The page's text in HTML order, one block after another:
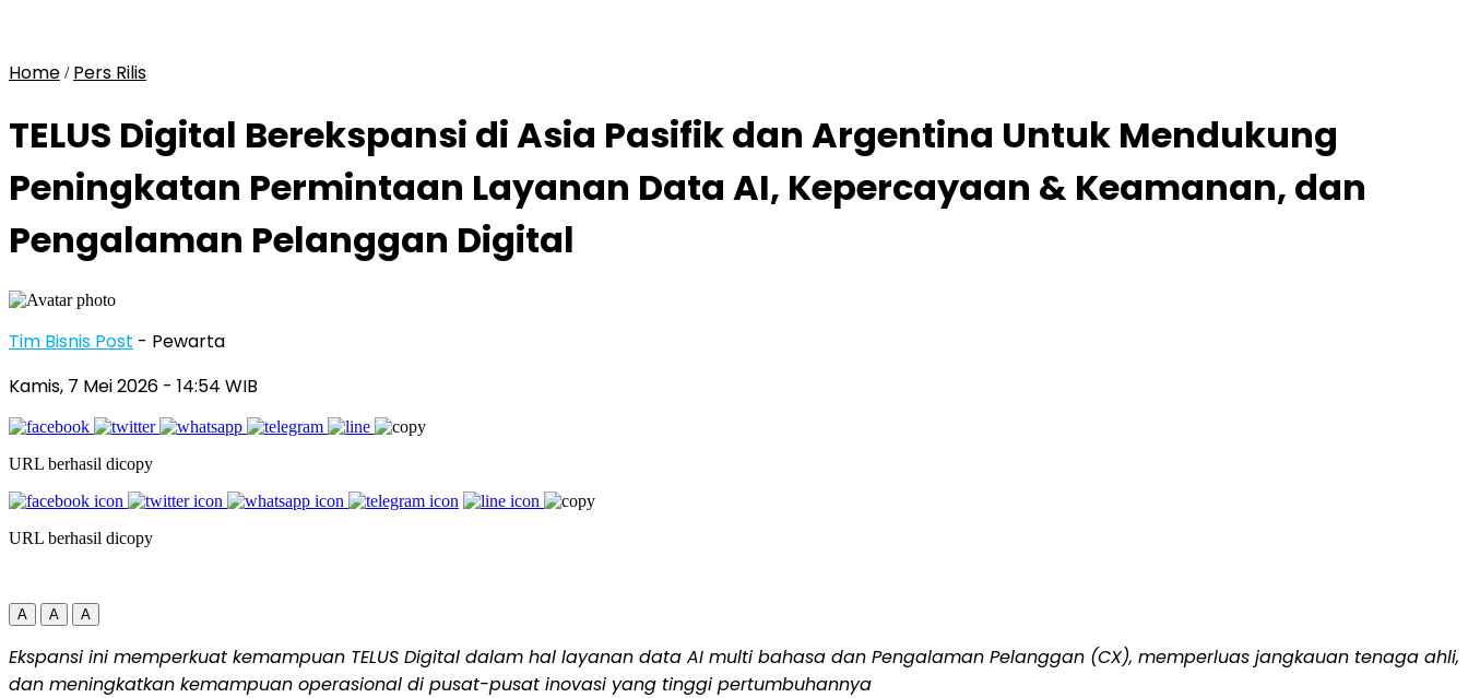
Home / Pers Rilis
TELUS Digital Berekspansi di Asia Pasifik dan Argentina Untuk Mendukung
Peningkatan Permintaan Layanan Data AI, Kepercayaan & Keamanan, dan
Pengalaman Pelanggan Digital
Tim Bisnis Post - Pewarta
Kamis, 7 Mei 2026 - 14:54 WIB
URL berhasil dicopy
URL berhasil dicopy
A A A
Ekspansi ini memperkuat kemampuan TELUS Digital dalam hal layanan data AI multi bahasa dan Pengalaman Pelanggan (CX), memperluas jangkauan tenaga ahli,
dan meningkatkan kemampuan operasional di pusat-pusat inovasi yang tinggi pertumbuhannya